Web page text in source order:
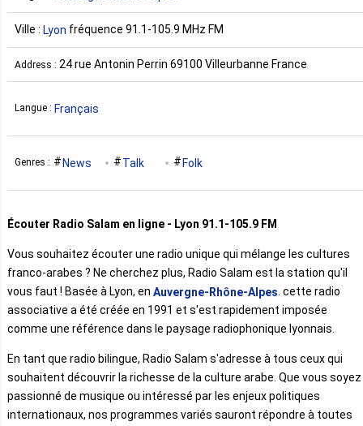
Ville : Lyon fréquence 91.1-105.9 MHz FM
Address : 24 rue Antonin Perrin 69100 Villeurbanne France
Langue : Français
Genres : News Talk Folk
Écouter Radio Salam en ligne - Lyon 91.1-105.9 FM
Vous souhaitez écouter une radio unique qui mélange les cultures
franco-arabes ? Ne cherchez plus, Radio Salam est la station qu'il
vous faut ! Basée à Lyon, en Auvergne-Rhône-Alpes . cette radio
associative a été créée en 1991 et s'est rapidement imposée
comme une référence dans le paysage radiophonique lyonnais.
En tant que radio bilingue, Radio Salam s'adresse à tous ceux qui
souhaitent découvrir la richesse de la culture arabe. Que vous soyez
passionné de musique ou intéressé par les enjeux politiques
internationaux, nos programmes variés sauront répondre à toutes